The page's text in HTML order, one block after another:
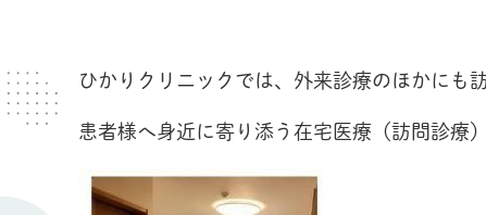
ひかりクリニックでは、外来診療のほかにも
患者様へ身近に寄り添う在宅医療（訪問診療